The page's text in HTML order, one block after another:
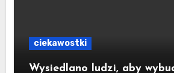
ciekawostki
Wysiedlano ludzi, aby